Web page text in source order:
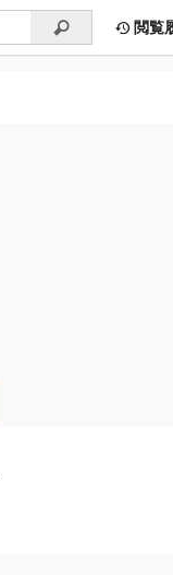
閲覧